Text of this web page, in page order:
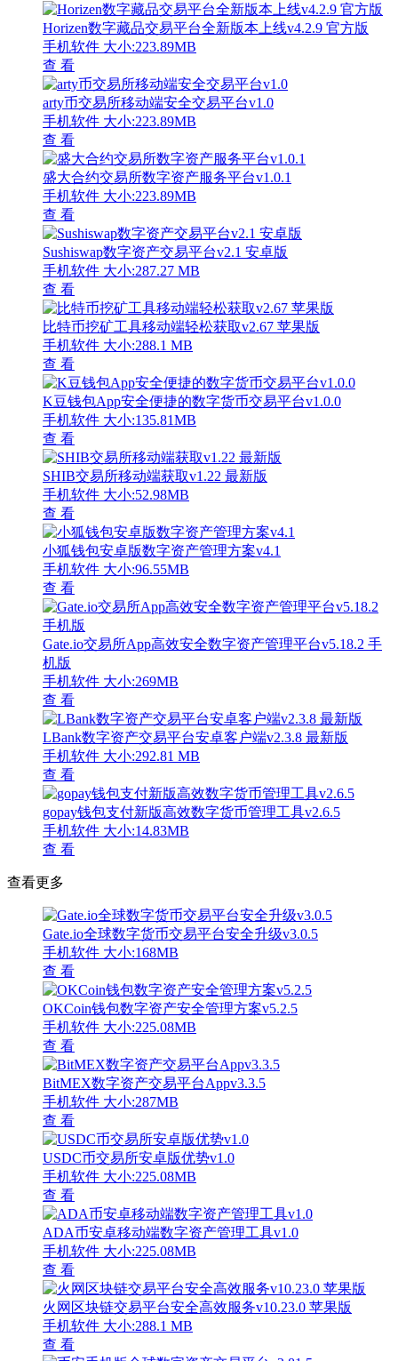
Horizen数字藏品交易平台全新版本上线v4.2.9 官方版
手机软件 大小:223.89MB
查 看
arty币交易所移动端安全交易平台v1.0
手机软件 大小:223.89MB
查 看
盛大合约交易所数字资产服务平台v1.0.1
手机软件 大小:223.89MB
查 看
Sushiswap数字资产交易平台v2.1 安卓版
手机软件 大小:287.27 MB
查 看
比特币挖矿工具移动端轻松获取v2.67 苹果版
手机软件 大小:288.1 MB
查 看
K豆钱包App安全便捷的数字货币交易平台v1.0.0
手机软件 大小:135.81MB
查 看
SHIB交易所移动端获取v1.22 最新版
手机软件 大小:52.98MB
查 看
小狐钱包安卓版数字资产管理方案v4.1
手机软件 大小:96.55MB
查 看
Gate.io交易所App高效安全数字资产管理平台v5.18.2 手
机版
手机软件 大小:269MB
查 看
LBank数字资产交易平台安卓客户端v2.3.8 最新版
手机软件 大小:292.81 MB
查 看
gopay钱包支付新版高效数字货币管理工具v2.6.5
手机软件 大小:14.83MB
查 看
查看更多
Gate.io全球数字货币交易平台安全升级v3.0.5
手机软件 大小:168MB
查 看
OKCoin钱包数字资产安全管理方案v5.2.5
手机软件 大小:225.08MB
查 看
BitMEX数字资产交易平台Appv3.3.5
手机软件 大小:287MB
查 看
USDC币交易所安卓版优势v1.0
手机软件 大小:225.08MB
查 看
ADA币安卓移动端数字资产管理工具v1.0
手机软件 大小:225.08MB
查 看
火网区块链交易平台安全高效服务v10.23.0 苹果版
手机软件 大小:288.1 MB
查 看